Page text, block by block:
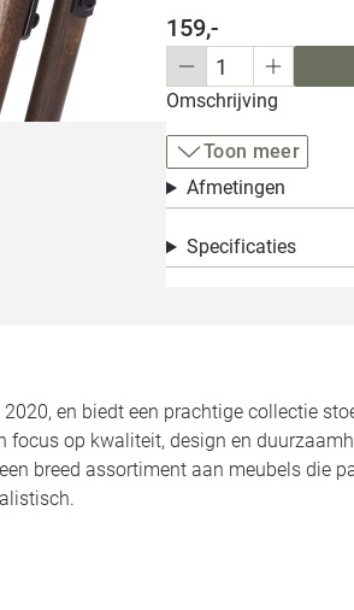
159,-
Omschrijving
Toon meer
Afmetingen
Specificaties
en biedt een prachtige collectie
focus op kwaliteit, design en
breed assortiment aan meubels die